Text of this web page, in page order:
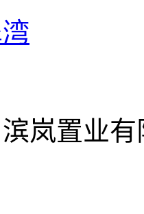
岚置业有